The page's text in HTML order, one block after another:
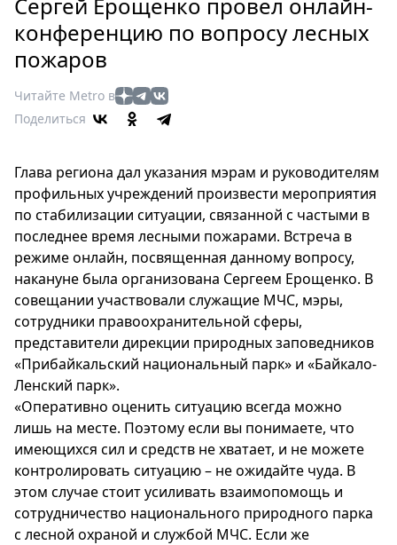
Россия
Здоровье
Еда
Туризм
Театр
Кино
Афиша
Книги
Выставки
Пресс-
релизы
О
Metro
Стримы
Спецпроекты
Звезды
Выборы
2026
Скачай
Metro
конференцию по вопросу лесных
пожаров
Читайте Metro в
Поделиться
Глава региона дал указания мэрам и руководителям
профильных учреждений произвести мероприятия
по стабилизации ситуации, связанной с частыми в
последнее время лесными пожарами. Встреча в
режиме онлайн, посвященная данному вопросу,
накануне была организована Сергеем Ерощенко. В
совещании участвовали служащие МЧС, мэры,
сотрудники правоохранительной сферы,
представители дирекции природных заповедников
«Прибайкальский национальный парк» и «Байкало-
Ленский парк».
«Оперативно оценить ситуацию всегда можно
лишь на месте. Поэтому если вы понимаете, что
имеющихся сил и средств не хватает, и не можете
контролировать ситуацию – не ожидайте чуда. В
этом случае стоит усиливать взаимопомощь и
сотрудничество национального природного парка
с лесной охраной и службой МЧС. Если же